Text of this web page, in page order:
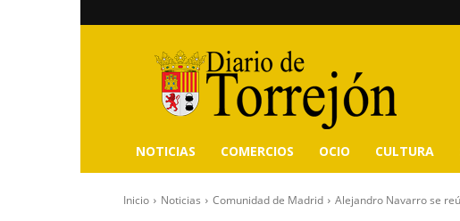
Diario
de
Torrejón
NOTICIAS COMERCIOS OCIO CULTURA
Inicio Noticias Comunidad de Madrid Alejandro Navarro se